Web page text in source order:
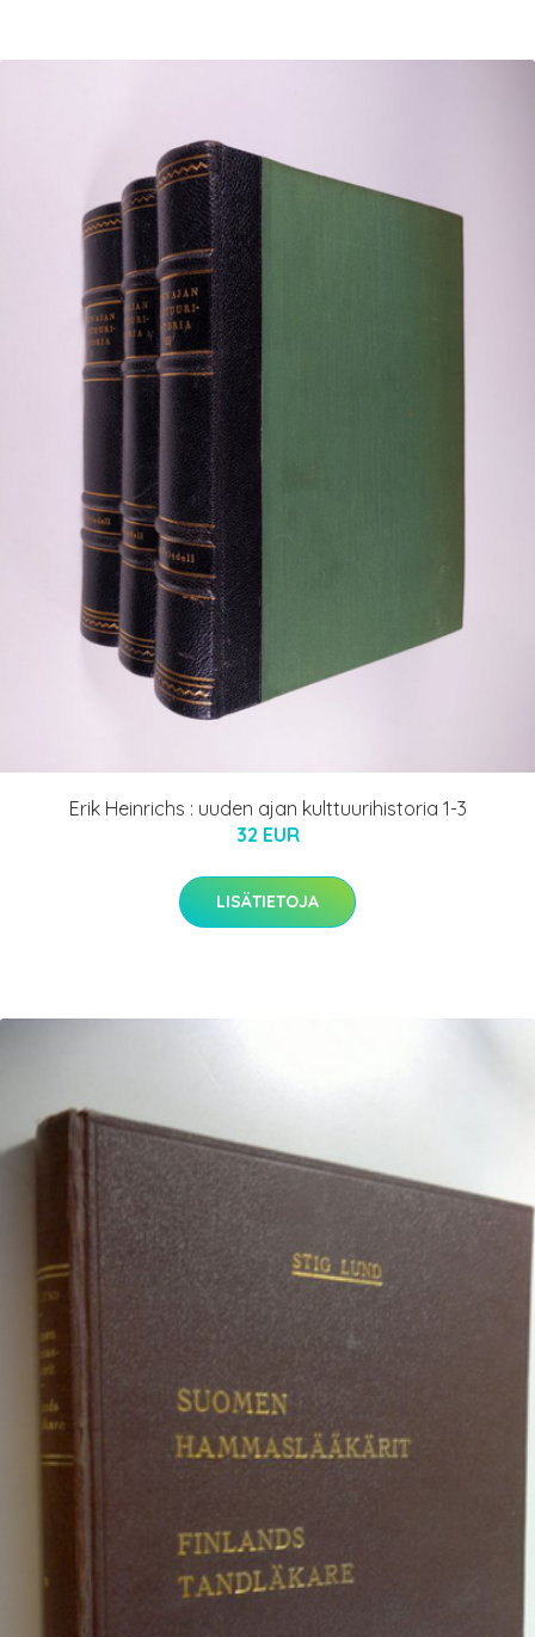
Erik Heinrichs : uuden ajan kulttuurihistoria 1-3
32 EUR
LISÄTIETOJA